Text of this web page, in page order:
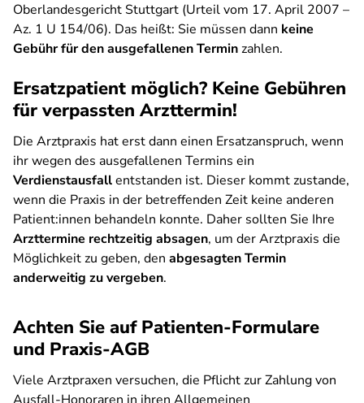
Oberlandesgericht Stuttgart (Urteil vom 17. April 2007 –
Az. 1 U 154/06). Das heißt: Sie müssen dann keine
Gebühr für den ausgefallenen Terminzahlen.
Ersatzpatient möglich? Keine Gebühren
für verpassten Arzttermin!
Die Arztpraxis hat erst dann einen Ersatzanspruch, wenn
ihr wegen des ausgefallenen Termins ein
Verdienstausfallentstanden ist. Dieser kommt zustande,
wenn die Praxis in der betreffenden Zeit keine anderen
Patient:innen behandeln konnte. Daher sollten Sie Ihre
Arzttermine rechtzeitig absagen, um der Arztpraxis die
Möglichkeit zu geben, den abgesagten Termin
anderweitig zu vergeben.
Achten Sie auf Patienten-Formulare
und Praxis-AGB
Viele Arztpraxen versuchen, die Pflicht zur Zahlung von